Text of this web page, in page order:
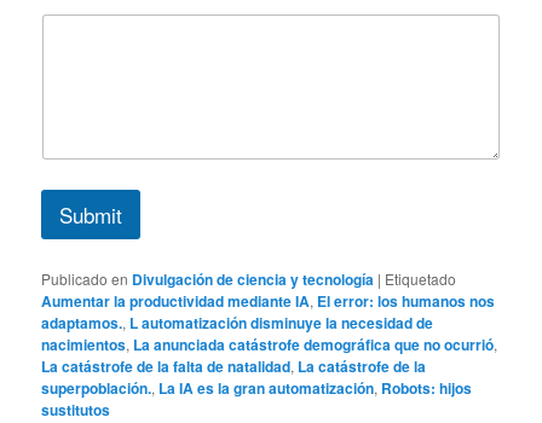
Submit
Publicado en Divulgación de ciencia y tecnología | Etiquetado
Aumentar la productividad mediante IA, El error: los humanos nos
adaptamos., L automatización disminuye la necesidad de
nacimientos, La anunciada catástrofe demográfica que no ocurrió,
La catástrofe de la falta de natalidad, La catástrofe de la
superpoblación., La IA es la gran automatización, Robots: hijos
sustitutos